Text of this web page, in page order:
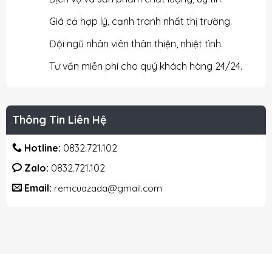
Giá cả hợp lý, cạnh tranh nhất thị trường.
Đội ngũ nhân viên thân thiện, nhiệt tình.
Tư vấn miễn phí cho quý khách hàng 24/24.
Thông Tin Liên Hệ
Hotline: 0832.721.102
Zalo: 0832.721.102
Email: remcuazada@gmail.com